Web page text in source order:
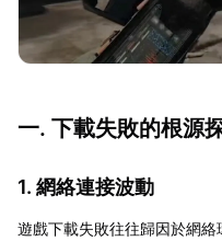
一. 下載失敗的根源
1. 網絡連接波動
遊戲下載失敗往往歸因於網絡